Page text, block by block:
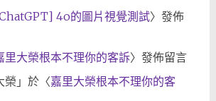
4o的圖片視覺測試〉發佈
里大榮根本不理你的客訴〉發佈留言
榮 」於〈嘉里大榮根本不理你的客